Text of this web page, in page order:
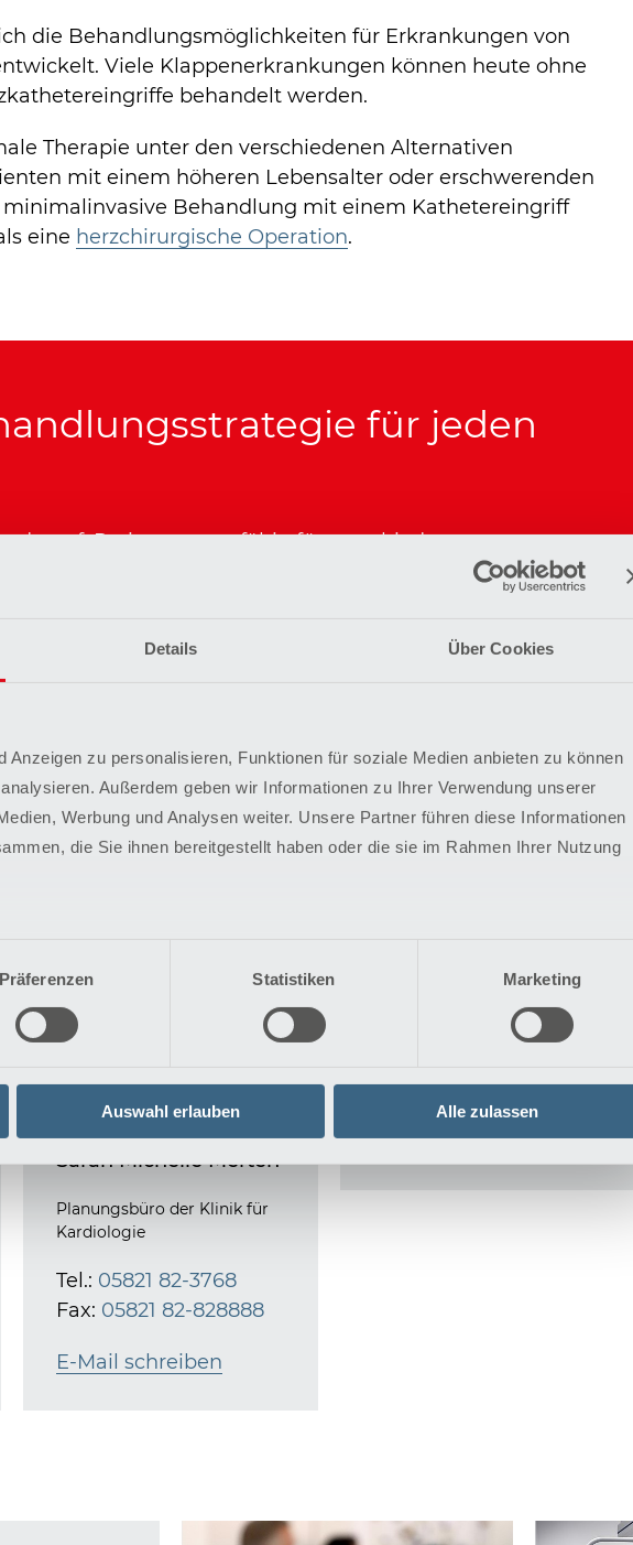
Details Über Cookies
Anzeigen zu personalisieren, Funktionen für soziale Medien anbieten zu können
Außerdem geben wir Informationen zu Ihrer Verwendung unserer
Werbung und Analysen weiter. Unsere Partner führen diese Informationen
die Sie ihnen bereitgestellt haben oder die sie im Rahmen Ihrer Nutzung
Präferenzen Statistiken Marketing
Auswahl erlauben Alle zulassen
die Behandlungsmöglichkeiten für Erkrankungen von
Viele Klappenerkrankungen können heute ohne
behandelt werden.
Therapie unter den verschiedenen Alternativen
mit einem höheren Lebensalter oder erschwerenden
Behandlung mit einem Kathetereingriff
eine herzchirurgische Operation.
für jeden
darauf, Patienten sorgfältig für verschiedene
und die beste Behandlung zu empfehlen. Dabei
Ergebnisse sowie die technische Durchführbarkeit der
besetzten
"Herz-Team"
Sarah Michelle Merten
Planungsbüro der Klinik für
Kardiologie
Tel.: 05821 82-3768
Fax: 05821 82-828888
E-Mail schreiben
TAVI-Koordination
Fax:05821 82-2121
E-Mail schreiben